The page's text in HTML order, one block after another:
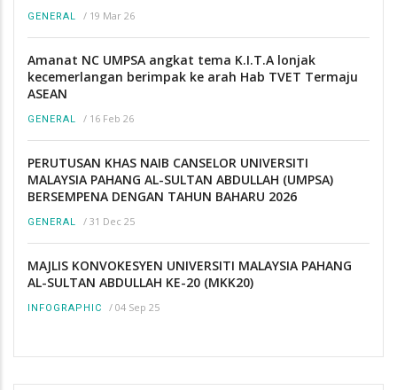
GENERAL / 19 Mar 26
Amanat NC UMPSA angkat tema K.I.T.A lonjak
kecemerlangan berimpak ke arah Hab TVET Termaju
ASEAN
GENERAL / 16 Feb 26
PERUTUSAN KHAS NAIB CANSELOR UNIVERSITI
MALAYSIA PAHANG AL-SULTAN ABDULLAH (UMPSA)
BERSEMPENA DENGAN TAHUN BAHARU 2026
GENERAL / 31 Dec 25
MAJLIS KONVOKESYEN UNIVERSITI MALAYSIA PAHANG
AL-SULTAN ABDULLAH KE-20 (MKK20)
INFOGRAPHIC / 04 Sep 25